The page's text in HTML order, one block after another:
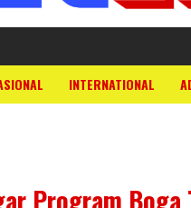
INTERNATIONAL
Program Boga